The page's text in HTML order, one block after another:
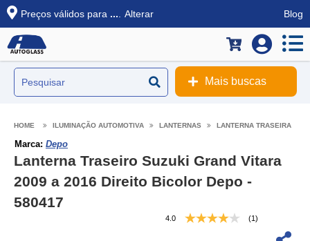
Preços válidos para ... Alterar Blog
Mais buscas
ILUMINAÇÃO AUTOMOTIVA LANTERNAS LANTERNA TRASEIRA
Marca: Depo
Lanterna Traseiro Suzuki Grand Vitara
2009 a 2016 Direito Bicolor Depo -
580417
4.0 (1)